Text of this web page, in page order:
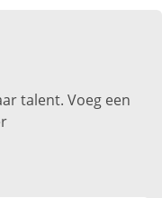
talent. Voeg een